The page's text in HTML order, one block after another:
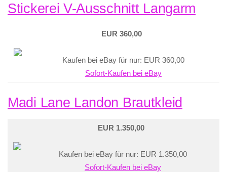
Stickerei V-Ausschnitt Langarm
EUR 360,00
Kaufen bei eBay für nur: EUR 360,00
Sofort-Kaufen bei eBay
Madi Lane Landon Brautkleid
EUR 1.350,00
Kaufen bei eBay für nur: EUR 1.350,00
Sofort-Kaufen bei eBay